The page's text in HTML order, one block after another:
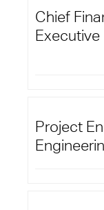
Chief
Project